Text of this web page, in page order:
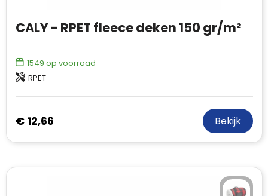
CALY - RPET fleece deken 150 gr/m²
1549 op voorraad
RPET
€ 12,66 Bekijk